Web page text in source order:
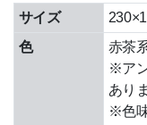
サイズ
色
赤茶
※ア
あり
※色
材工一式
2 単価比較表（簡単比